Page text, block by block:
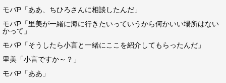
モバP「ああ、ちひろさんに相談したんだ」
モバP「里美が一緒に海に行きたいっていうから何かいい場所はない
かって」
モバP「そうしたら小言と一緒にここを紹介してもらったんだ」
里美「小言ですか～？」
モバP「ああ」